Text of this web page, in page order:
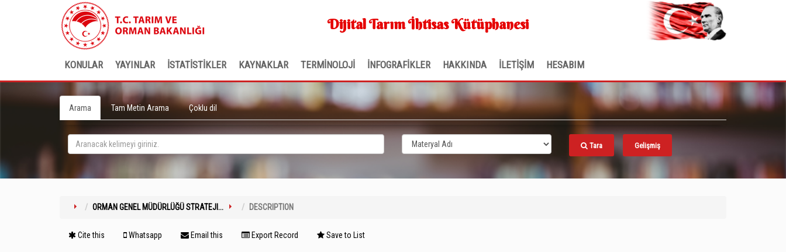
Dijital Tarım İhtisas Kütüphanesi
KONULAR YAYINLAR İSTATİSTİKLER KAYNAKLAR TERMİNOLOJİ İNFOGRAFİKLER HAKKINDA İLETİŞİM HESABIM
Arama Tam Metin Arama Çoklu dil
Tara Gelişmiş
ORMAN GENEL MÜDÜRLÜĞÜ STRATEJI... DESCRIPTION
Cite this Whatsapp Email this Export Record Save to List